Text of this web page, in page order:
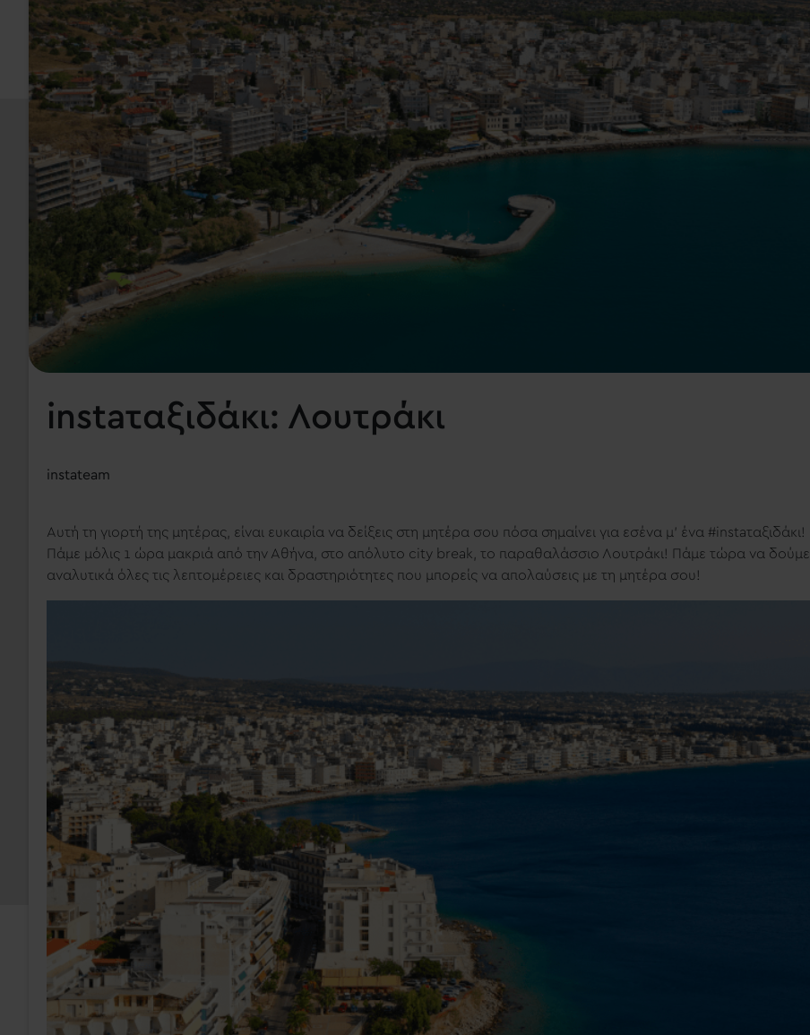
instaταξιδάκι: Λουτράκι
instateam
Αυτή τη γιορτή της μητέρας, είναι ευκαιρία να δείξεις στη μητέρα σου πόσα σημαίνει για εσένα μ’ ένα #instaταξιδάκι!
Πάμε μόλις 1 ώρα μακριά από την Αθήνα, στο απόλυτο city break, το παραθαλάσσιο Λουτράκι! Πάμε τώρα να δούμε
αναλυτικά όλες τις λεπτομέρειες και δραστηριότητες που μπορείς να απολαύσεις με τη μητέρα σου!